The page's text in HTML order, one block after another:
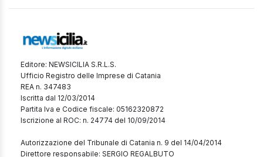
Editore: NEWSICILIA S.R.L.S.
Ufficio Registro delle Imprese di Catania
REA n. 347483
Iscritta dal 12/03/2014
Partita Iva e Codice fiscale: 05162320872
Iscrizione al ROC: n. 24774 del 10/09/2014
Autorizzazione del Tribunale di Catania n. 9 del 14/04/2014
Direttore responsabile: SERGIO REGALBUTO